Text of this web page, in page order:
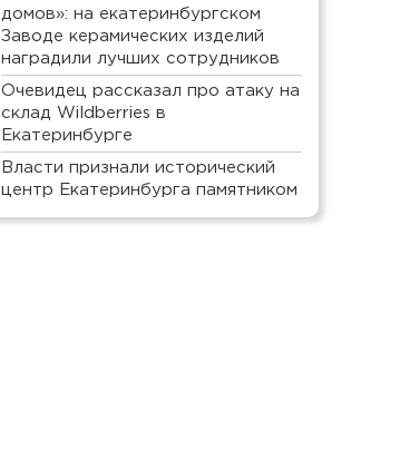
домов»: на екатеринбургском
Заводе керамических изделий
наградили лучших сотрудников
Очевидец рассказал про атаку на
склад Wildberries в
Екатеринбурге
Власти признали исторический
центр Екатеринбурга памятником